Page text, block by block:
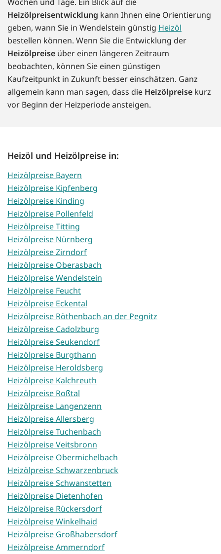
Heizölpreisentwicklung kann Ihnen eine Orientierung
geben, wann Sie in Wendelstein günstig Heizöl
bestellen können. Wenn Sie die Entwicklung der
Heizölpreise über einen längeren Zeitraum
beobachten, können Sie einen günstigen
Kaufzeitpunkt in Zukunft besser einschätzen. Ganz
allgemein kann man sagen, dass die Heizölpreise kurz
vor Beginn der Heizperiode ansteigen.
Heizöl und Heizölpreise in:
Heizölpreise Bayern
Heizölpreise Kipfenberg
Heizölpreise Kinding
Heizölpreise Pollenfeld
Heizölpreise Titting
Heizölpreise Nürnberg
Heizölpreise Zirndorf
Heizölpreise Oberasbach
Heizölpreise Wendelstein
Heizölpreise Feucht
Heizölpreise Eckental
Heizölpreise Röthenbach an der Pegnitz
Heizölpreise Cadolzburg
Heizölpreise Seukendorf
Heizölpreise Burgthann
Heizölpreise Heroldsberg
Heizölpreise Kalchreuth
Heizölpreise Roßtal
Heizölpreise Langenzenn
Heizölpreise Allersberg
Heizölpreise Tuchenbach
Heizölpreise Veitsbronn
Heizölpreise Obermichelbach
Heizölpreise Schwarzenbruck
Heizölpreise Schwanstetten
Heizölpreise Dietenhofen
Heizölpreise Rückersdorf
Heizölpreise Winkelhaid
Heizölpreise Großhabersdorf
Heizölpreise Ammerndorf